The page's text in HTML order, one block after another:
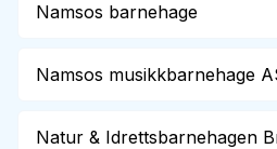
Namsos barnehage
Namsos musikkbarnehage
Natur & Idrettsbarnehagen